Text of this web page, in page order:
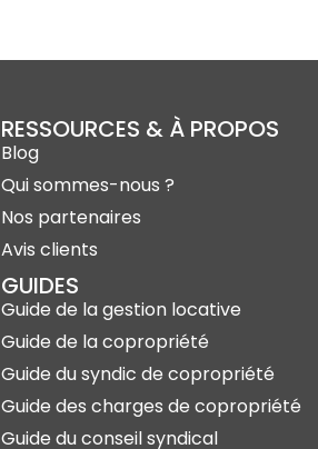
RESSOURCES & À PROPOS
Blog
Qui sommes-nous ?
Nos partenaires
Avis clients
GUIDES
Guide de la gestion locative
Guide de la copropriété
Guide du syndic de copropriété
Guide des charges de copropriété
Guide du conseil syndical